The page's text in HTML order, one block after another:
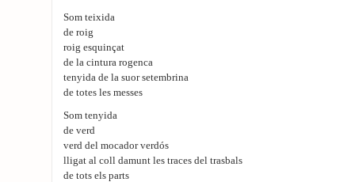
Som teixida
de roig
roig esquinçat
de la cintura rogenca
tenyida de la suor setembrina
de totes les messes
Som tenyida
de verd
verd del mocador verdós
lligat al coll damunt les traces del trasbals
de tots els parts